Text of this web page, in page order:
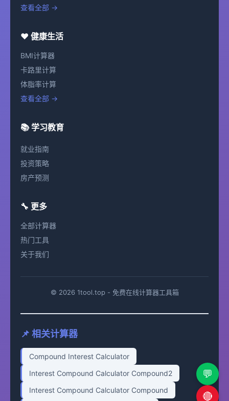
💬
🔴
查看全部 →
❤️ 健康生活
BMI计算器
卡路里计算
体脂率计算
查看全部 →
📚 学习教育
就业指南
投资策略
房产预测
🔧 更多
全部计算器
热门工具
关于我们
© 2026 1tool.top - 免费在线计算器工具箱
📌 相关计算器
Compound Interest Calculator
Interest Compound Calculator Compound2
Interest Compound Calculator Compound